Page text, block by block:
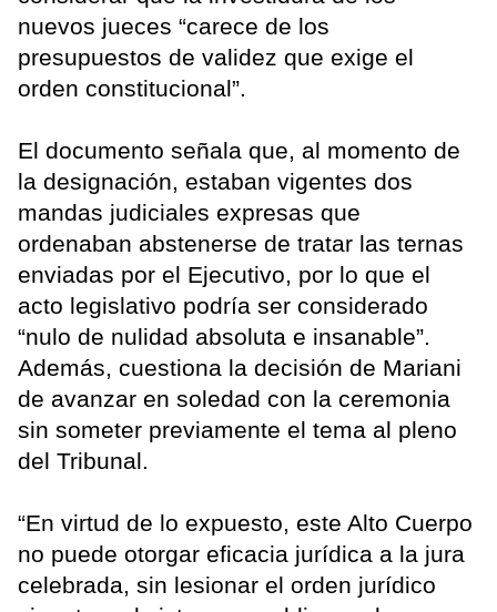
nuevos jueces “carece de los
presupuestos de validez que exige el
orden constitucional”.
El documento señala que, al momento de
la designación, estaban vigentes dos
mandas judiciales expresas que
ordenaban abstenerse de tratar las ternas
enviadas por el Ejecutivo, por lo que el
acto legislativo podría ser considerado
“nulo de nulidad absoluta e insanable”.
Además, cuestiona la decisión de Mariani
de avanzar en soledad con la ceremonia
sin someter previamente el tema al pleno
del Tribunal.
“En virtud de lo expuesto, este Alto Cuerpo
no puede otorgar eficacia jurídica a la jura
celebrada, sin lesionar el orden jurídico